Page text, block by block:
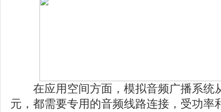
在应用空间方面，模拟音频广播系统
元，都需要专用的音频线路连接，受功率